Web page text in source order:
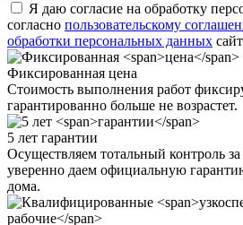
Я даю согласие на обработку
согласно пользовательскому
обработки персональных данных
Фиксированная цена
Стоимость выполнения работ
гарантированно больше не возрастет.
5 лет гарантии
Осуществляем тотальный контроль
уверенно даем официальную
дома.